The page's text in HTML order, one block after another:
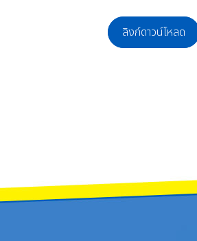
ลิงก์ดาวน์โหลด
งชั่วคราว ตำแหน่ง นักการภารโรงและพนักงานสถ
ชั่วคราว ตำแหน่ง นักการภารโรง (ช่างทั่วไป) และ